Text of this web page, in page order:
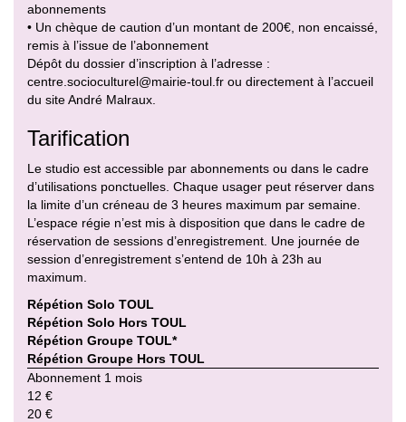
abonnements
• Un chèque de caution d’un montant de 200€, non encaissé,
remis à l’issue de l’abonnement
Dépôt du dossier d’inscription à l’adresse :
centre.socioculturel@mairie-toul.fr ou directement à l’accueil
du site André Malraux.
Tarification
Le studio est accessible par abonnements ou dans le cadre
d’utilisations ponctuelles. Chaque usager peut réserver dans
la limite d’un créneau de 3 heures maximum par semaine.
L’espace régie n’est mis à disposition que dans le cadre de
réservation de sessions d’enregistrement. Une journée de
session d’enregistrement s’entend de 10h à 23h au
maximum.
Répétion Solo TOUL
Répétion Solo Hors TOUL
Répétion Groupe TOUL*
Répétion Groupe Hors TOUL
Abonnement 1 mois
12 €
20 €